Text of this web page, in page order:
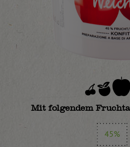
Mit folgendem
45%